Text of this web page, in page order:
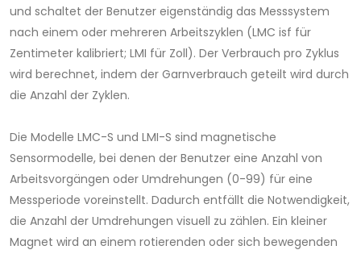
und schaltet der Benutzer eigenständig das Messsystem
nach einem oder mehreren Arbeitszyklen (LMC isf für
Zentimeter kalibriert; LMI für Zoll). Der Verbrauch pro Zyklus
wird berechnet, indem der Garnverbrauch geteilt wird durch
die Anzahl der Zyklen.
Die Modelle LMC-S und LMI-S sind magnetische
Sensormodelle, bei denen der Benutzer eine Anzahl von
Arbeitsvorgängen oder Umdrehungen (0-99) für eine
Messperiode voreinstellt. Dadurch entfällt die Notwendigkeit,
die Anzahl der Umdrehungen visuell zu zählen. Ein kleiner
Magnet wird an einem rotierenden oder sich bewegenden